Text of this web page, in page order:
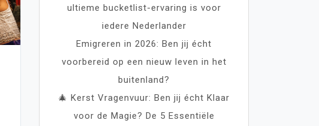
ultieme bucketlist-ervaring is voor
iedere Nederlander
Emigreren in 2026: Ben jij écht
voorbereid op een nieuw leven in het
buitenland?
🎄 Kerst Vragenvuur: Ben jij écht Klaar
voor de Magie? De 5 Essentiële